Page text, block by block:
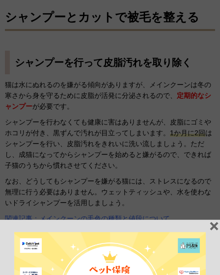
シャンプーとカットで被毛を整える
シャンプーを行って皮脂汚れを取り除く
猫は水にぬれるのを嫌がる傾向がありますが、メインクーンは冬の
寒さから身を守るために皮脂が活発に分泌されるので、 定期的なシ
ャンプーが必要です。
シャンプーを行わなくても健康に害はありませんが、皮脂にゴミや
ホコリが付き、黒ずんで汚れが目立ってしまいます。 1か月に2回は
シャンプーを行い、皮脂汚れをきれいに洗い流しましょう。ただ
し、成猫になってからシャンプーを始めると嫌がるので、できれば
子猫のうちから慣れさせてください。
なお、どうしてもシャンプーを嫌がる猫には、ストレスになるので
無理に行う必要はありません。ウェットティッシュや、水を使わな
いドライシャンプーを活用しましょう。
関連記事：メインクーンの毛色の種類と値段について
夏場はサマーカットで涼しく衣替え